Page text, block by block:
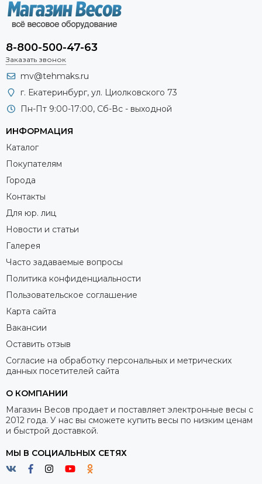
8-800-500-47-63
Заказать звонок
mv@tehmaks.ru
г. Екатеринбург, ул. Циолковского 73
Пн-Пт 9:00-17:00, Сб-Вс - выходной
ИНФОРМАЦИЯ
Каталог
Покупателям
Города
Контакты
Для юр. лиц
Новости и статьи
Галерея
Часто задаваемые вопросы
Политика конфиденциальности
Пользовательское соглашение
Карта сайта
Вакансии
Оставить отзыв
Согласие на обработку персональных и метрических
данных посетителей сайта
О КОМПАНИИ
Магазин Весов продает и поставляет электронные весы с
2012 года. У нас вы сможете купить весы по низким ценам
и быстрой доставкой.
МЫ В СОЦИАЛЬНЫХ СЕТЯХ